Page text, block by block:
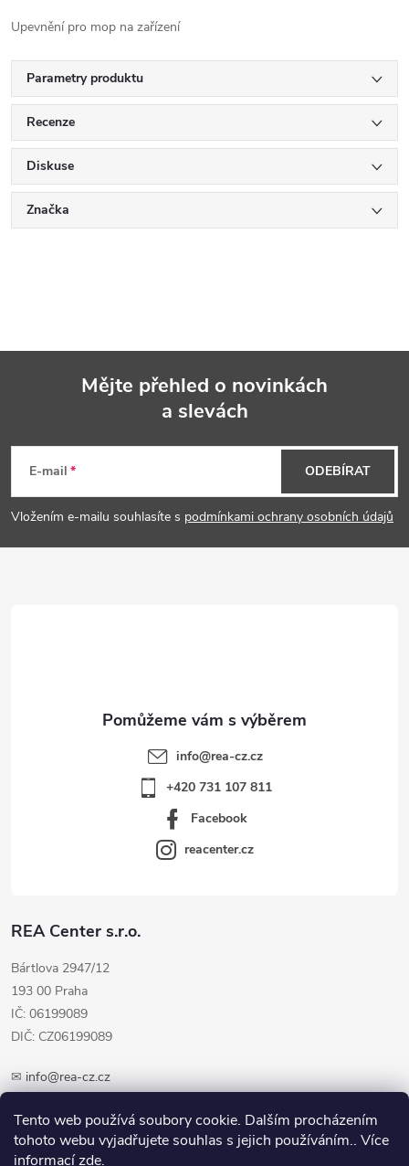
Tento web používá soubory cookie. Dalším procházením
tohoto webu vyjadřujete souhlas s jejich používáním.. Více
informacízde.
Upevnění pro mop na zařízení
Parametry produktu
Recenze
Diskuse
Značka
p
a
Mějte přehled o novinkách
a slevách
E-mail
Vložením e-mailu souhlasíte s podmínkami ochrany osobních údajů
ODEBÍRAT
REA Center s.r.o.
Bártlova 2947/12
193 00 Praha
IČ: 06199089
DIČ: CZ06199089
✉ info@rea-cz.cz
info@rea-cz.cz
+420 731 107 811
Facebook
reacenter.cz